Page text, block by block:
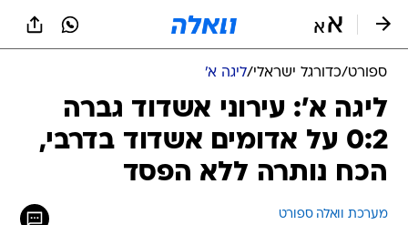
ספורט/כדורגל ישראלי/ליגה א'
ליגה א': עירוני אשדוד גברה
0:2 על אדומים אשדוד בדרבי,
הכח נותרה ללא הפסד
מערכת וואלה ספורט